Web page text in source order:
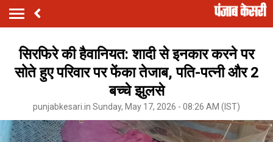
सिरफिरे की हैवानियत: शादी से इनकार करने पर
सोते हुए परिवार पर फेंका तेजाब, पति-पत्नी और 2
बच्चे झुलसे
punjabkesari.in Sunday, May 17, 2026 - 08:26 AM (IST)